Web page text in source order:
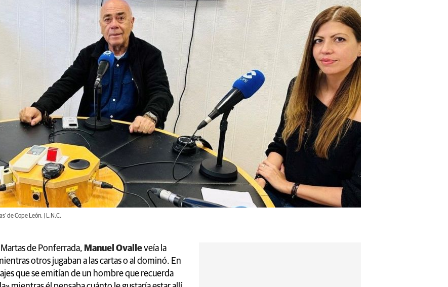
de Cope León. | L.N.C.
de Ponferrada, Manuel Ovalleveía la
otros jugaban a las cartas o al dominó. En
que se emitían de un hombre que recuerda